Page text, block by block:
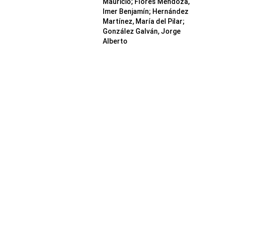
Imer Benjamín; Hernández
Martínez, María del Pilar;
González Galván, Jorge
Alberto